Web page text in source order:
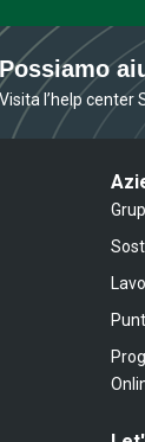
Possiamo
Visita l’help center